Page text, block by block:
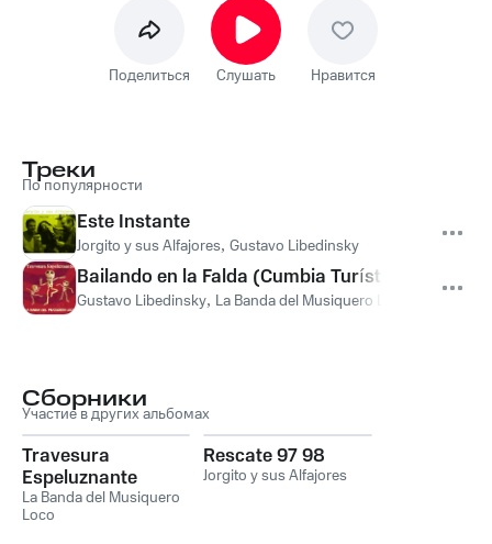
Поделиться Слушать Нравится
Треки
По популярности
Este Instante
Jorgito y sus Alfajores, Gustavo Libedinsky
Bailando en la Falda (Cumbia Turística)
Gustavo Libedinsky, La Banda del Musiquero Loco
Сборники
Участие в других альбомах
Travesura
Espeluznante
La Banda del Musiquero
Loco
Rescate 97 98
Jorgito y sus Alfajores